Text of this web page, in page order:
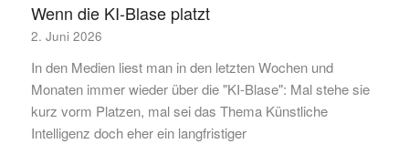
Wenn die KI-Blase platzt
2. Juni 2026
In den Medien liest man in den letzten Wochen und
Monaten immer wieder über die "KI-Blase": Mal stehe sie
kurz vorm Platzen, mal sei das Thema Künstliche
Intelligenz doch eher ein langfristiger